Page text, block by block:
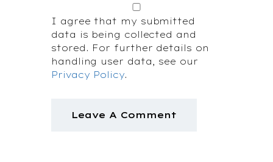
I agree that my submitted
data is being collected and
stored. For further details on
handling user data, see our
Privacy Policy.